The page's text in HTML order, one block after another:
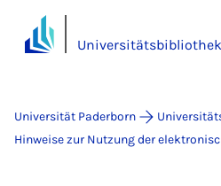
Universitätsbibliothek
Universität Paderborn
Hinweise zur Nutzung der